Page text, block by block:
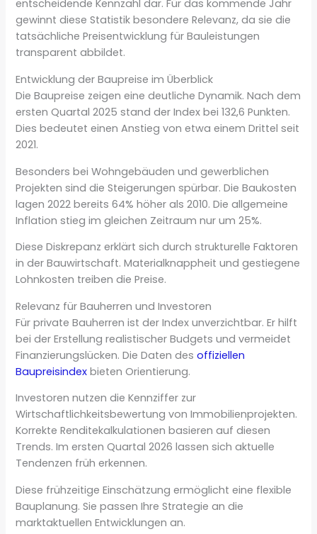
entscheidende Kennzahl dar. Für das kommende Jahr
gewinnt diese Statistik besondere Relevanz, da sie die
tatsächliche Preisentwicklung für Bauleistungen
transparent abbildet.
Entwicklung der Baupreise im Überblick
Die Baupreise zeigen eine deutliche Dynamik. Nach dem
ersten Quartal 2025 stand der Index bei 132,6 Punkten.
Dies bedeutet einen Anstieg von etwa einem Drittel seit
2021.
Besonders bei Wohngebäuden und gewerblichen
Projekten sind die Steigerungen spürbar. Die Baukosten
lagen 2022 bereits 64% höher als 2010. Die allgemeine
Inflation stieg im gleichen Zeitraum nur um 25%.
Diese Diskrepanz erklärt sich durch strukturelle Faktoren
in der Bauwirtschaft. Materialknappheit und gestiegene
Lohnkosten treiben die Preise.
Relevanz für Bauherren und Investoren
Für private Bauherren ist der Index unverzichtbar. Er hilft
bei der Erstellung realistischer Budgets und vermeidet
Finanzierungslücken. Die Daten desoffiziellen
Baupreisindex bieten Orientierung.
Investoren nutzen die Kennziffer zur
Wirtschaftlichkeitsbewertung von Immobilienprojekten.
Korrekte Renditekalkulationen basieren auf diesen
Trends. Im ersten Quartal 2026 lassen sich aktuelle
Tendenzen früh erkennen.
Diese frühzeitige Einschätzung ermöglicht eine flexible
Bauplanung. Sie passen Ihre Strategie an die
marktaktuellen Entwicklungen an.